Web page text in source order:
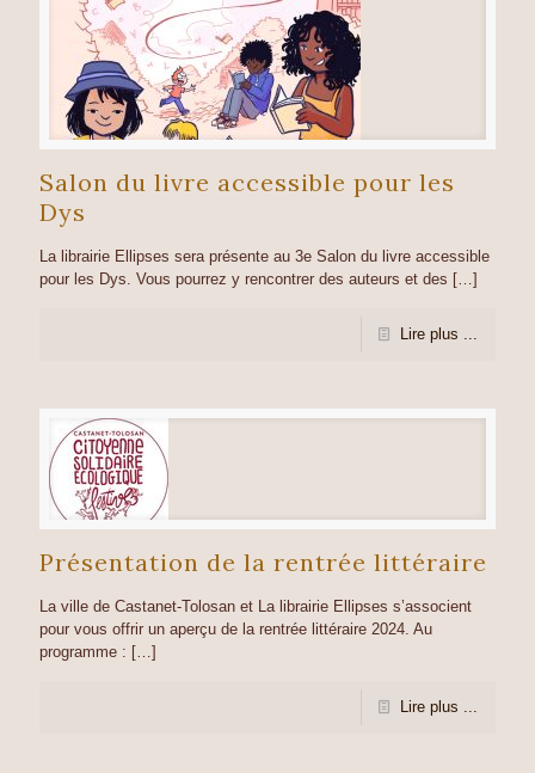
Salon du livre accessible pour les
Dys
La librairie Ellipses sera présente au 3e Salon du livre accessible
pour les Dys. Vous pourrez y rencontrer des auteurs et des […]
Lire plus ...
Présentation de la rentrée littéraire
La ville de Castanet-Tolosan et La librairie Ellipses s’associent
pour vous offrir un aperçu de la rentrée littéraire 2024. Au
programme : […]
Lire plus ...